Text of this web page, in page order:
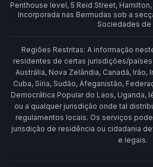
Penthouse level, 5 Reid Street,
Incorporada nas Bermudas sob a
Sociedades de
Regiões Restritas: A informação
residentes de certas jurisdições/
Austrália, Nova Zelândia, Canadá, Irão,
Cuba, Síria, Sudão, Afeganistão,
Democrática Popular do Laos, Uganda,
ou a qualquer jurisdição onde tal
regulamentos locais. Os serviços
jurisdição de residência ou cidadania
e legais.